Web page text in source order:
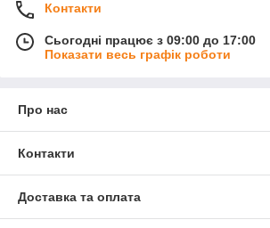
Сувенірні медалі представлено в
написами, наприклад:
прикольними – призначені як призи
наградительные – для першості у
змаганнях.
Дитячі, корпоративні та ювілейні медалі
категорії найбільш затребуваних для свята
Контакти
Сьогодні працює з 09:00 до 17:00
Показати весь графік роботи
Про нас
Контакти
Доставка та оплата